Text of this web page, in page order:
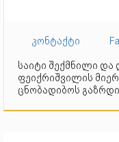
კონტაქტი
საიტი შექმნილი
ფეიქრიშვილის
ცნობადიბოს